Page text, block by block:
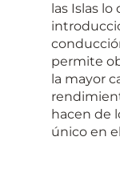
las Islas
permite
la mayor
hacen de
único en